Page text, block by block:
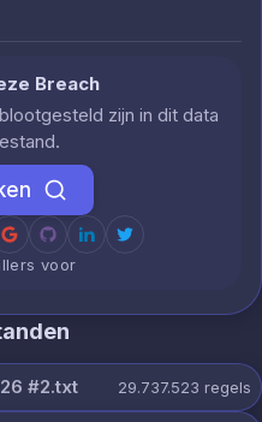
Breach
zijn in dit data
voor
#2.txt 29.737.523 regels